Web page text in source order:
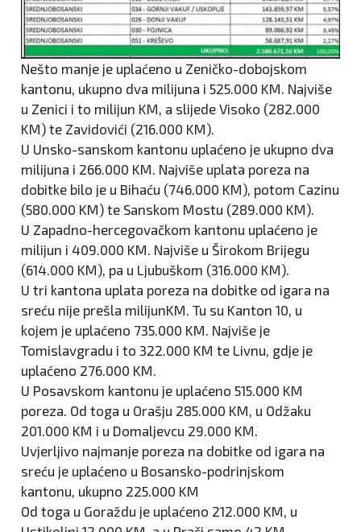
Nešto manje je uplaćeno u Zeničko-dobojskom
kantonu, ukupno dva milijuna i 525.000 KM. Najviše
u Zenici i to milijun KM, a slijede Visoko (282.000
KM) te Zavidovići (216.000 KM).
U Unsko-sanskom kantonu uplaćeno je ukupno dva
milijuna i 266.000 KM. Najviše uplata poreza na
dobitke bilo je u Bihaću (746.000 KM), potom Cazinu
(580.000 KM) te Sanskom Mostu (289.000 KM).
U Zapadno-hercegovačkom kantonu uplaćeno je
milijun i 409.000 KM. Najviše u Širokom Brijegu
(614.000 KM), pa u Ljubuškom (316.000 KM).
U tri kantona uplata poreza na dobitke od igara na
sreću nije prešla milijunKM. Tu su Kanton 10, u
kojem je uplaćeno 735.000 KM. Najviše je
Tomislavgradu i to 322.000 KM te Livnu, gdje je
uplaćeno 276.000 KM.
U Posavskom kantonu je uplaćeno 515.000 KM
poreza. Od toga u Orašju 285.000 KM, u Odžaku
201.000 KM i u Domaljevcu 29.000 KM.
Uvjerljivo najmanje poreza na dobitke od igara na
sreću je uplaćeno u Bosansko-podrinjskom
kantonu, ukupno 225.000 KM
Od toga u Goraždu je uplaćeno 212.000 KM, u